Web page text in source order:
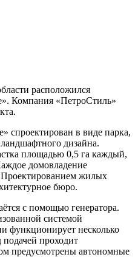
расположился
Компания «ПетроСтиль»
спроектирован в виде парка,
дизайна.
площадью 0,5 га каждый,
домовладение
жилых
бюро.
с помощью генератора.
системой
функционирует несколько
проходит
предусмотрены автономные